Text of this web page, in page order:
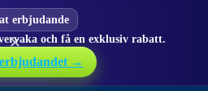
erbjudande
och få en exklusiv rabatt.
→
✕